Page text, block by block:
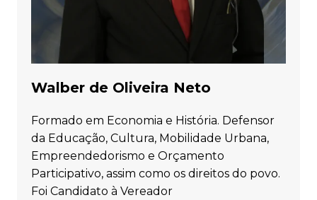
Walber de Oliveira Neto
Formado em Economia e História. Defensor
da Educação, Cultura, Mobilidade Urbana,
Empreendedorismo e Orçamento
Participativo, assim como os direitos do povo.
Foi Candidato à Vereador